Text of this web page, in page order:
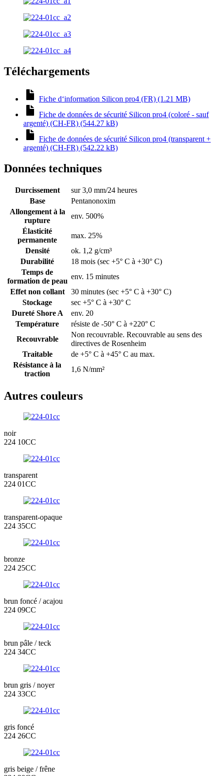
Téléchargements
Fiche d‘information Silicon pro4 (FR) (1.21 MB)
Fiche de données de sécurité Silicon pro4 (coloré - sauf
argenté) (CH-FR) (544.27 kB)
Fiche de données de sécurité Silicon pro4 (transparent +
argenté) (CH-FR) (542.22 kB)
Données techniques
Durcissement
sur 3,0 mm/24 heures
Base
Pentanonoxim
Allongement à la
rupture
env. 500%
Élasticité
permanente
max. 25%
Densité
ok. 1,2 g/cm³
Durabilité
18 mois (sec +5° C à +30° C)
Temps de
formation de peau
env. 15 minutes
Effet non collant
30 minutes (sec +5° C à +30° C)
Stockage
sec +5° C à +30° C
Dureté Shore A
env. 20
Température
résiste de -50° C à +220° C
Recouvrable
Non recouvrable. Recouvrable au sens des
directives de Rosenheim
Traitable
de +5° C à +45° C au max.
Résistance à la
traction
1,6 N/mm²
Autres couleurs
noir
224 10CC
transparent
224 01CC
transparent-opaque
224 35CC
bronze
224 25CC
brun foncé / acajou
224 09CC
brun pâle / teck
224 34CC
brun gris / noyer
224 33CC
gris foncé
224 26CC
gris beige / frêne